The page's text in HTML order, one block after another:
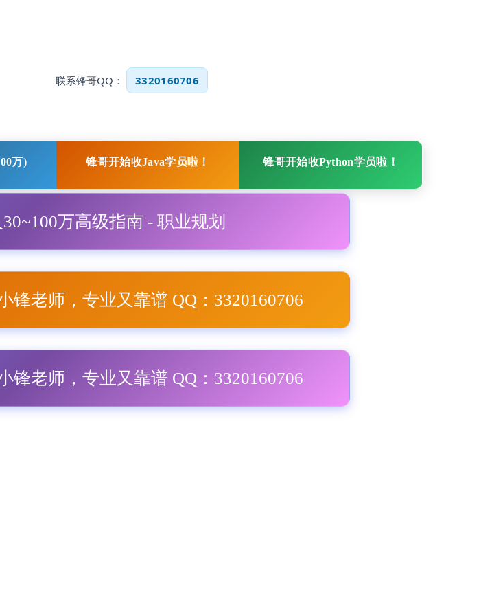
联系锋哥QQ： 3320160706
万) 锋哥开始收Java学员啦！ 锋哥开始收Python学员啦！
万高级指南 - 职业规划
锋老师，专业又靠谱 QQ：3320160706
锋老师，专业又靠谱 QQ：3320160706